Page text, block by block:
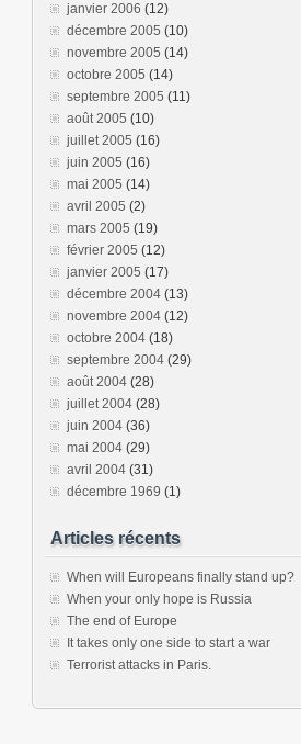
janvier 2006 (12)
décembre 2005 (10)
novembre 2005 (14)
octobre 2005 (14)
septembre 2005 (11)
août 2005 (10)
juillet 2005 (16)
juin 2005 (16)
mai 2005 (14)
avril 2005 (2)
mars 2005 (19)
février 2005 (12)
janvier 2005 (17)
décembre 2004 (13)
novembre 2004 (12)
octobre 2004 (18)
septembre 2004 (29)
août 2004 (28)
juillet 2004 (28)
juin 2004 (36)
mai 2004 (29)
avril 2004 (31)
décembre 1969 (1)
Articles récents
When will Europeans finally stand up?
When your only hope is Russia
The end of Europe
It takes only one side to start a war
Terrorist attacks in Paris.